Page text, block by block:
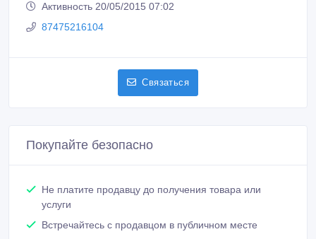
Активность 20/05/2015 07:02
87475216104
Связаться
Покупайте безопасно
Не платите продавцу до получения товара или
услуги
Встречайтесь с продавцом в публичном месте